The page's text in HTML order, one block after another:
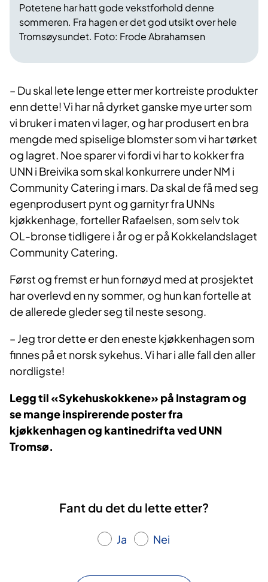
Potetene har hatt gode vekstforhold denne
sommeren. Fra hagen er det god utsikt over hele
Tromsøysundet. Foto: Frode Abrahamsen
– Du skal lete lenge etter mer kortreiste produkter
enn dette! Vi har nå dyrket ganske mye urter som
vi bruker i maten vi lager, og har produsert en bra
mengde med spiselige blomster som vi har tørket
og lagret. Noe sparer vi fordi vi har to kokker fra
UNN i Breivika som skal konkurrere under NM i
Community Catering i mars. Da skal de få med seg
egenprodusert pynt og garnityr fra UNNs
kjøkkenhage, forteller Rafaelsen, som selv tok
OL-bronse tidligere i år og er på Kokkelandslaget
Community Catering.
Først og fremst er hun fornøyd med at prosjektet
har overlevd en ny sommer, og hun kan fortelle at
de allerede gleder seg til neste sesong.
– Jeg tror dette er den eneste kjøkkenhagen som
finnes på et norsk sykehus. Vi har i alle fall den aller
nordligste!
Legg til «Sykehuskokkene» på Instagram og
se mange inspirerende poster fra
kjøkkenhagen og kantinedrifta ved UNN
Tromsø.
Fant du det du lette etter?
Ja Nei